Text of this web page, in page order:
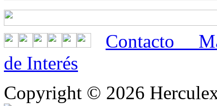
Contacto
de Interés
Copyright © 2026